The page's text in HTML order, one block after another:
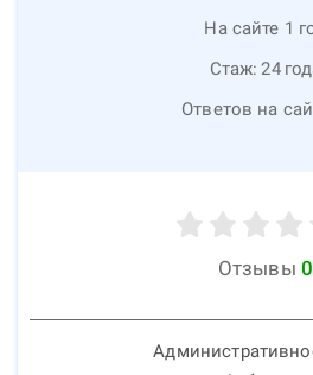
На сайте 1
Стаж: 24
Ответов на
Отзывы 0